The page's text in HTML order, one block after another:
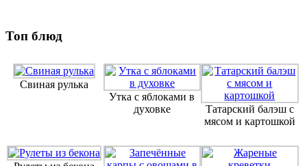
Топ блюд
Свиная рулька
Утка с яблоками в
духовке
Татарский балэш с
мясом и картошкой